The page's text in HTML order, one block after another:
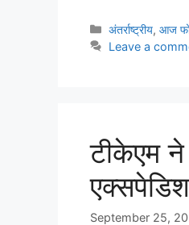
अंतर्राष्ट्रीय,आज
Leave a
टीकेएम ने
September 25,